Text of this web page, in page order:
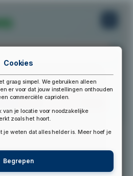
▲
Cookies
graag simpel. We gebruiken alleen
er voor dat jouw instellingen onthouden
commerciële capriolen.
van je locatie voor noodzakelijke
zoals het hoort.
je weten dat alles helder is. Meer hoef je
Begrepen